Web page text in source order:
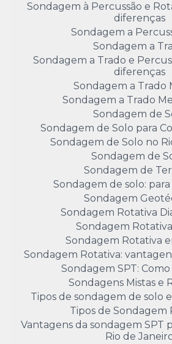
Sondagem à Percussão e
diferenças
Sondagem a
Sondagem a
Sondagem a Trado e
diferenças
Sondagem a Trado
Sondagem a Trado
Sondagem de
Sondagem de Solo para
Sondagem de Solo no
Sondagem de
Sondagem de
Sondagem de solo:
Sondagem
Sondagem Rotativa
Sondagem
Sondagem Rotativa
Sondagem Rotativa:
Sondagem SPT:
Sondagens Mistas e
Tipos de sondagem de solo
Tipos de Sondagem
Vantagens da sondagem SPT
Rio de